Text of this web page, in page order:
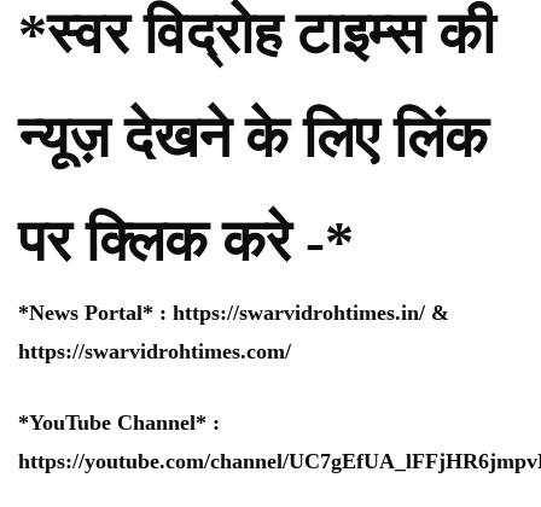
*स्वर विद्रोह टाइम्स की
न्यूज़ देखने के लिए लिंक
पर क्लिक करे -*
*News Portal* : https://swarvidrohtimes.in/ &
https://swarvidrohtimes.com/
*YouTube Channel* :
https://youtube.com/channel/